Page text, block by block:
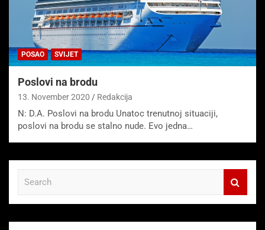
POSAO SVIJET
Poslovi na brodu
13. November 2020 Redakcija
N: D.A. Poslovi na brodu Unatoc trenutnoj situaciji,
poslovi na brodu se stalno nude. Evo jedna…
c